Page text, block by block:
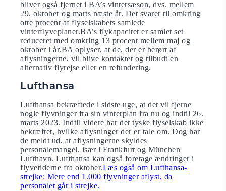
bliver også fjernet i BA’s vintersæson, dvs. mellem
29. oktober og marts næste år. Det svarer til omkring
otte procent af flyselskabets samlede
vinterflyveplaner.BA’s flykapacitet er samlet set
reduceret med omkring 13 procent mellem maj og
oktober i år.BA oplyser, at de, der er berørt af
aflysningerne, vil blive kontaktet og tilbudt en
alternativ flyrejse eller en refundering.
Lufthansa
Lufthansa bekræftede i sidste uge, at det vil fjerne
nogle flyvninger fra sin vinterplan fra nu og indtil 26.
marts 2023. Indtil videre har det tyske flyselskab ikke
bekræftet, hvilke aflysninger der er tale om. Dog har
de meldt ud, at aflysningerne skyldes
personalemangel, især i Frankfurt og München
Lufthavn. Lufthansa kan også foretage ændringer i
flyvetiderne fra oktober.Læs også om Lufthansa-
strejke: Mere end 1.000 flyvninger aflyst, da
personalet går i strejke.